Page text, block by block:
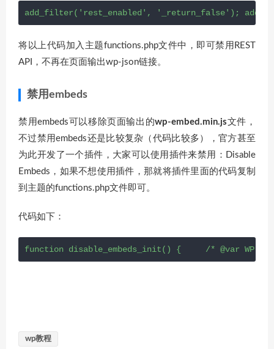
add_filter('rest_enabled', '_return_false');
将以上代码加入主题functions.php文件中，即可禁用REST
API，不再在页面输出wp-json链接。
禁用embeds
禁用embeds可以移除页面输出的wp-embed.min.js文件，
不过禁用embeds还是比较复杂（代码比较多），官方甚至
为此开发了一个插件，大家可以使用插件来禁用：Disable
Embeds，如果不想使用插件，那就将插件里面的代码复制
到主题的functions.php文件即可。
代码如下：
function disable_embeds_init() {     /* @var WP
wp教程